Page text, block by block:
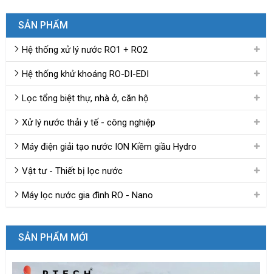
SẢN PHẨM
Hệ thống xử lý nước RO1 + RO2
Hệ thống khử khoáng RO-DI-EDI
Lọc tổng biệt thự, nhà ở, căn hộ
Xử lý nước thải y tế - công nghiệp
Máy điện giải tạo nước ION Kiềm giầu Hydro
Vật tư - Thiết bị lọc nước
Máy lọc nước gia đình RO - Nano
SẢN PHẨM MỚI